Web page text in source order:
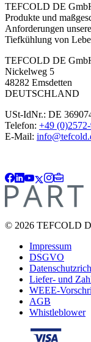
TEFCOLD DE
Produkte und
Anforderungen
Tiefkühlung von
TEFCOLD DE
Nickelweg 5
48282 Emsdetten
DEUTSCHLAND
USt-IdNr.: DE
Telefon: +49
E-Mail:
© 2026 TEFCOLD
Impressum
DSGVO
Liefer- und
WEEE-
AGB
Whistleblower